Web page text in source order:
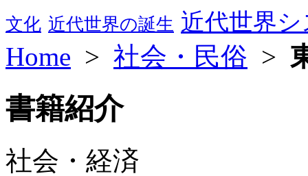
文化 近代世界の誕生 近代世界
Home > 社会・民俗 >
書籍紹介
社会・経済